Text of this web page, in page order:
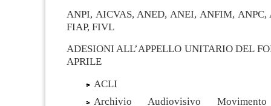
ANPI, AICVAS, ANED, ANEI, ANFIM, ANPC,
FIAP, FIVL
ADESIONI ALL’APPELLO UNITARIO DEL
APRILE
ACLI
Archivio Audiovisivo